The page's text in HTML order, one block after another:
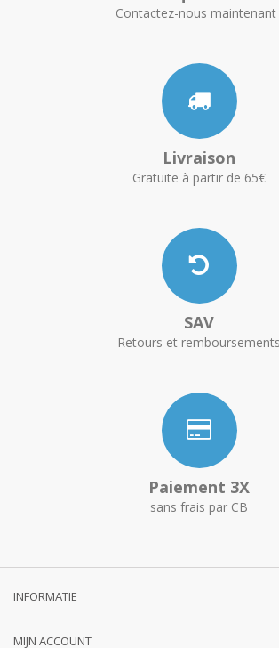
Contactez-nous maintenant
Livraison
Gratuite à partir de 65€
SAV
Retours et remboursements
Paiement 3X
sans frais par CB
INFORMATIE
MIJN ACCOUNT